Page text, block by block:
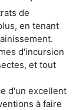
de
en tenant
d'incursion
et tout
d'un excellent
à faire